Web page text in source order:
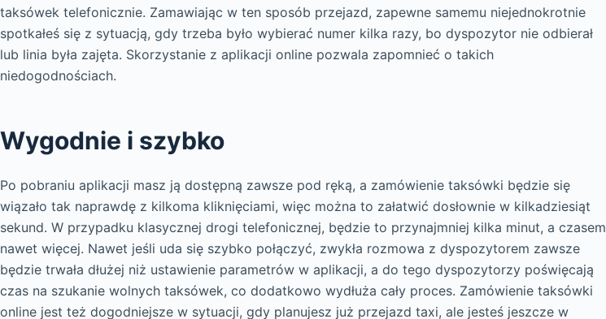
taksówek telefonicznie. Zamawiając w ten sposób przejazd, zapewne samemu niejednokrotnie
spotkałeś się z sytuacją, gdy trzeba było wybierać numer kilka razy, bo dyspozytor nie odbierał
lub linia była zajęta. Skorzystanie z aplikacji online pozwala zapomnieć o takich
niedogodnościach.
Wygodnie i szybko
Po pobraniu aplikacji masz ją dostępną zawsze pod ręką, a zamówienie taksówki będzie się
wiązało tak naprawdę z kilkoma kliknięciami, więc można to załatwić dosłownie w kilkadziesiąt
sekund. W przypadku klasycznej drogi telefonicznej, będzie to przynajmniej kilka minut, a czasem
nawet więcej. Nawet jeśli uda się szybko połączyć, zwykła rozmowa z dyspozytorem zawsze
będzie trwała dłużej niż ustawienie parametrów w aplikacji, a do tego dyspozytorzy poświęcają
czas na szukanie wolnych taksówek, co dodatkowo wydłuża cały proces. Zamówienie taksówki
online jest też dogodniejsze w sytuacji, gdy planujesz już przejazd taxi, ale jesteś jeszcze w